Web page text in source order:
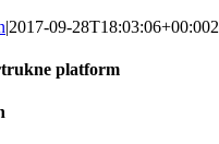
|2017-09-28T18:03:06+00:00
platform